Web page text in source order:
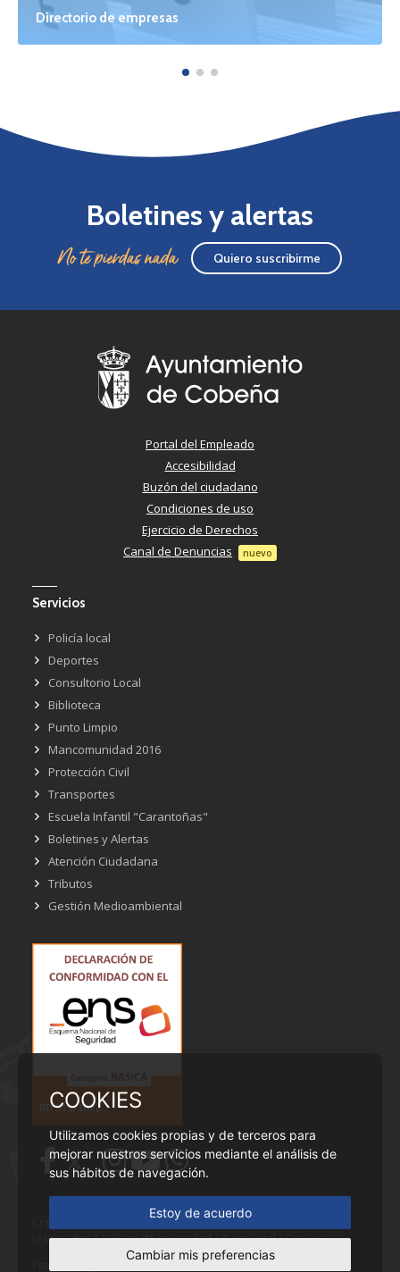
COOKIES
Utilizamos cookies propias y de terceros para
mejorar nuestros servicios mediante el análisis de
sus hábitos de navegación.
Estoy de acuerdo
Cambiar mis preferencias
Directorio de empresas
Boletines y alertas
No te pierdas nada Quiero suscribirme
Portal del Empleado
Accesibilidad
Buzón del ciudadano
Condiciones de uso
Ejercicio de Derechos
Canal de Denuncias
nuevo
Servicios
Policía local
Deportes
Consultorio Local
Biblioteca
Punto Limpio
Mancomunidad 2016
Protección Civil
Transportes
Escuela Infantil "Carantoñas"
Boletines y Alertas
Atención Ciudadana
Tributos
Gestión Medioambiental
Copyright © Ayuntamiento de Cobeña - Todos los derechos
reservados |Política de privacidad•Aviso legal•Cookies
Powered by